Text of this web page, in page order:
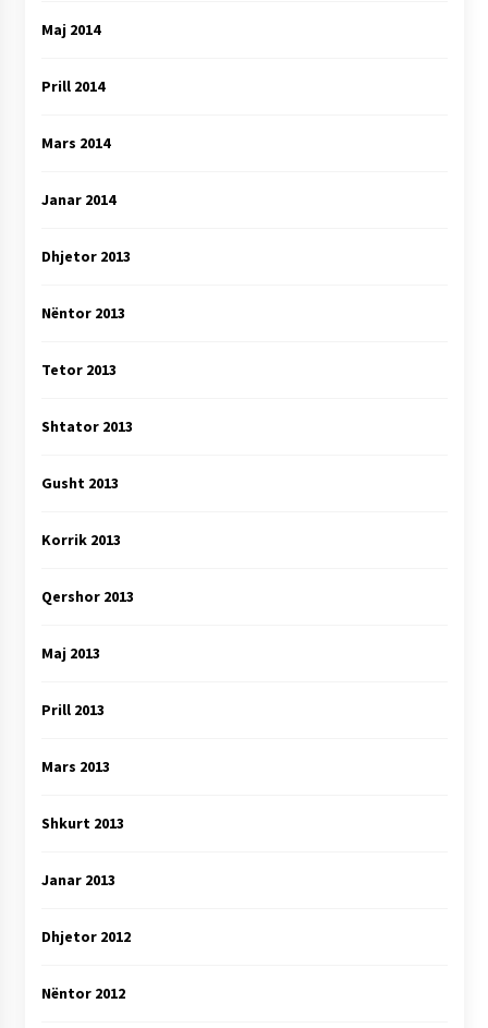
Maj 2014
Prill 2014
Mars 2014
Janar 2014
Dhjetor 2013
Nëntor 2013
Tetor 2013
Shtator 2013
Gusht 2013
Korrik 2013
Qershor 2013
Maj 2013
Prill 2013
Mars 2013
Shkurt 2013
Janar 2013
Dhjetor 2012
Nëntor 2012